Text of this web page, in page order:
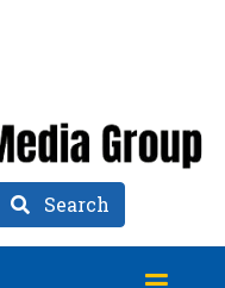
Search